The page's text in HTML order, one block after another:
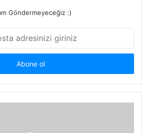
Göndermeyeceğiz :)